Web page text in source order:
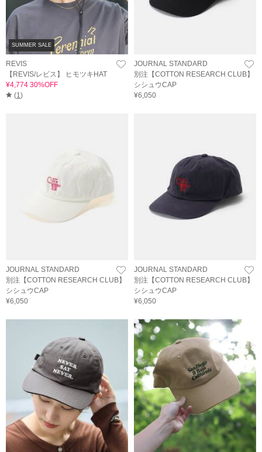
SUMMER SALE
REVIS
【REVIS/レビス】 ヒモツキHAT
¥4,774 30%OFF
(1)
JOURNAL STANDARD
別注【COTTON RESEARCH CLUB】
シシュウCAP
¥6,050
JOURNAL STANDARD
別注【COTTON RESEARCH CLUB】
シシュウCAP
¥6,050
JOURNAL STANDARD
別注【COTTON RESEARCH CLUB】
シシュウCAP
¥6,050